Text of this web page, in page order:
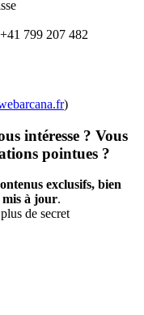
799 207 482
)
intéresse ? Vous
pointues ?
exclusifs, bien
mis à jour.
de secret